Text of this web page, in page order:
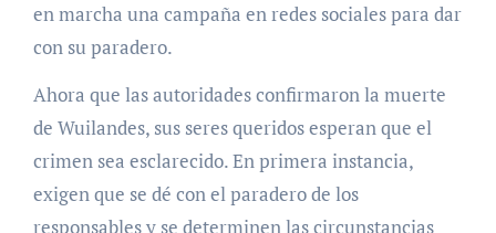
en marcha una campaña en redes sociales para dar
con su paradero.
Ahora que las autoridades confirmaron la muerte
de Wuilandes, sus seres queridos esperan que el
crimen sea esclarecido. En primera instancia,
exigen que se dé con el paradero de los
responsables y se determinen las circunstancias